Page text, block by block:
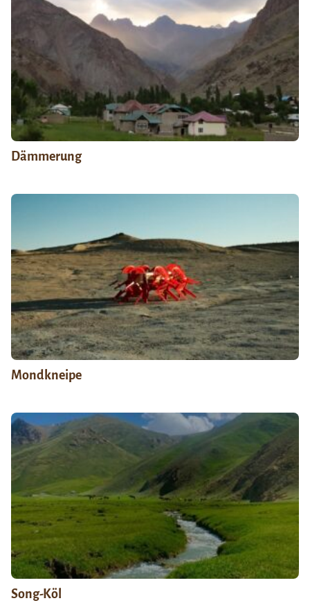
Dämmerung
Mondkneipe
Song-Köl